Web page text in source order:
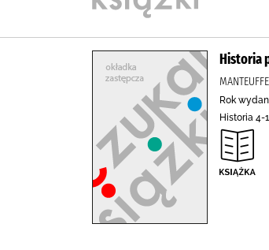
Historia
Rok
Historia 4-